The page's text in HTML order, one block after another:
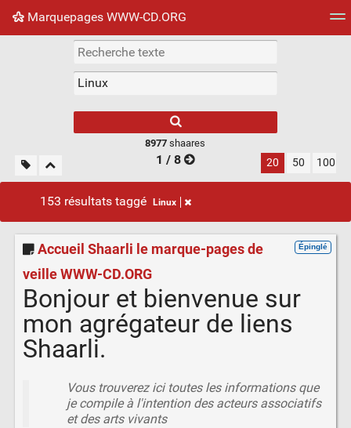
Marquepages WWW-CD.ORG
Nuage de tags Mur d'images
8977 shaares
1 / 8 20 50 100
153 résultats taggé Linux
Épinglé
Accueil Shaarli le marque-pages de
veille WWW-CD.ORG
Bonjour et bienvenue sur
mon agrégateur de liens
Shaarli.
Vous trouverez ici toutes les informations que
je compile à l'intention des acteurs associatifs
et des arts vivants